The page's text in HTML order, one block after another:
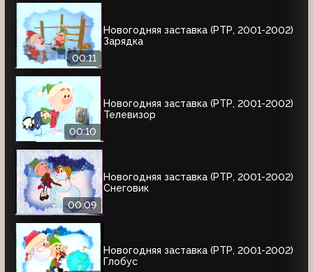
00:11
Новогодняя заставка (РТР, 2001-2002)
Зарядка
00:10
Новогодняя заставка (РТР, 2001-2002)
Телевизор
00:09
Новогодняя заставка (РТР, 2001-2002)
Снеговик
Новогодняя заставка (РТР, 2001-2002)
Глобус